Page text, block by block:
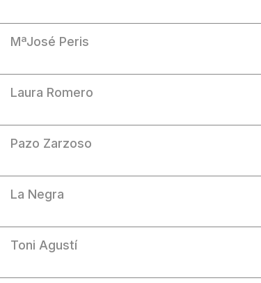
MªJosé Peris
Laura Romero
Pazo Zarzoso
La Negra
Toni Agustí